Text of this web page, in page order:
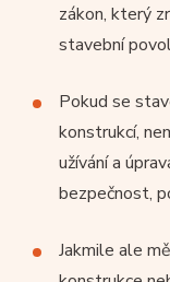
zákon, který
stavební
Pokud se
konstrukcí,
užívání a
bezpečnost,
Jakmile ale